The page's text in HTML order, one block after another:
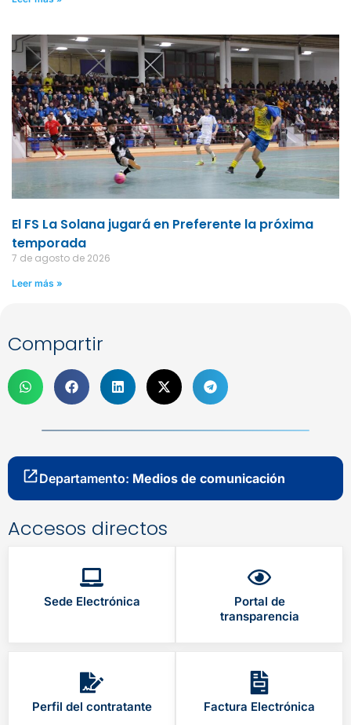
El FS La Solana jugará en Preferente la próxima
temporada
7 de agosto de 2026
Leer más »
Compartir
Departamento: Medios de comunicación
Accesos directos
Sede Electrónica
Portal de
transparencia
Perfil del contratante Factura Electrónica